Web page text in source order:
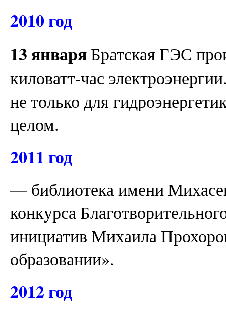
2010 год
13 январяБратская ГЭС
киловатт-час
не только для
целом.
2011 год
— библиотека имени
конкурса
инициатив Михаила
образовании».
2012 год